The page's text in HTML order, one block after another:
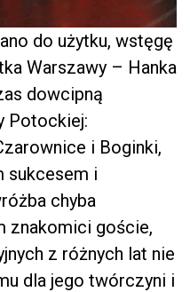
do użytku, wstęgę
Warszawy – Hanka
dowcipną
Potockiej:
i Boginki,
sukcesem i
chyba
znakomici goście,
z różnych lat nie
dla jego twórczyni i